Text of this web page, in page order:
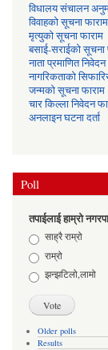
विधालय संचालन
विवाहको सूचना फाराम
मृत्युको सूचना फाराम
बसाई-सराईको सूचना
नाता प्रमाणित निवेदन
नागरिकताको
जन्मको सूचना फाराम
चार किल्ला निवेदन
अनलाइन घटना दर्ता
Poll
तपाईलाई हाम्रो
Choicesसाह्रै राम्रो
राम्रो
झन्झटिलो,लामो
Older polls
Results